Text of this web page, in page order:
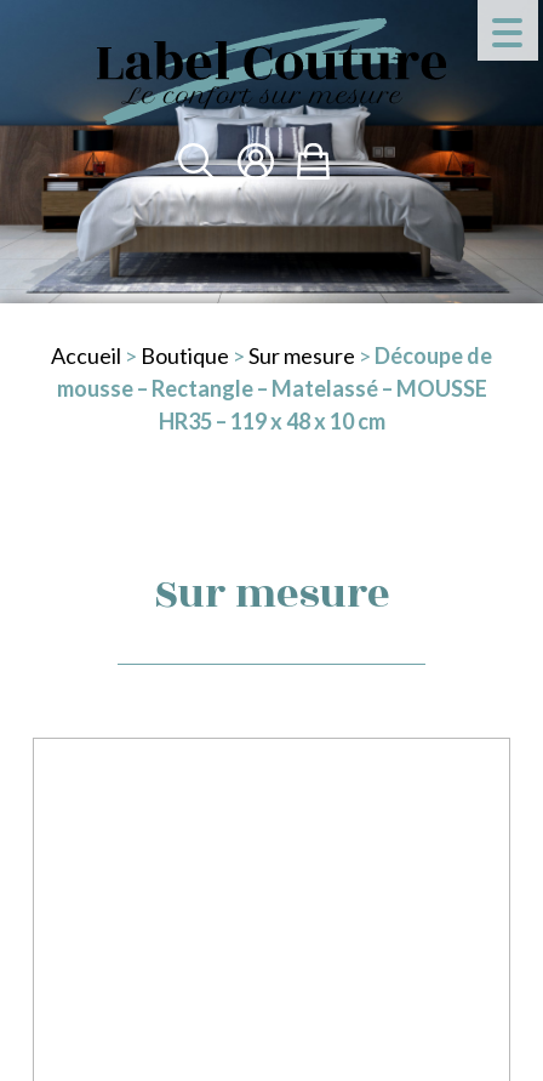
Accueil > Boutique >Sur mesure > Découpe de
mousse – Rectangle – Matelassé – MOUSSE
HR35 – 119 x 48 x 10 cm
Sur mesure